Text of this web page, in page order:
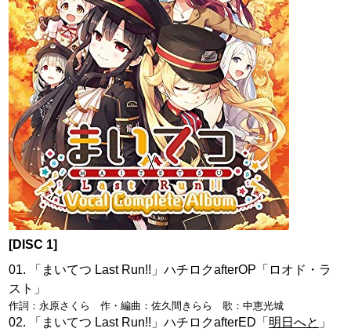
[DISC 1]
「まいてつ Last Run!!」ハチロクafterOP「ロオド・ラ
スト」
作詞：永原さくら 作・編曲：佐久間きらら 歌：中恵光城
「まいてつ Last Run!!」ハチロクafterED「 明日へと 」